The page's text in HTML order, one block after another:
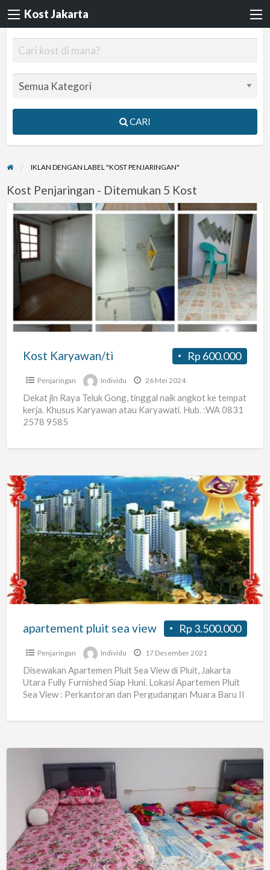
Kost Jakarta
CARI
IKLAN DENGAN LABEL "KOST PENJARINGAN"
Kost Penjaringan - Ditemukan 5 Kost
Kost
Karyawan/ti
Rp 600.000
Kost Karyawan/ti
Penjaringan Individu 26 Mei 2024
Dekat jln Raya Teluk Gong, tinggal naik angkot ke tempat
kerja. Khusus Karyawan atau Karyawati. Hub. :WA 0831
2578 9585
apartement
pluit
sea
view
Rp 3.500.000
apartement pluit sea view
Penjaringan Individu 17 Desember 2021
Disewakan Apartemen Pluit Sea View di Pluit, Jakarta
Utara Fully Furnished Siap Huni. Lokasi Apartemen Pluit
Sea View : Perkantoran dan Pergudangan Muara Baru II
Wanita